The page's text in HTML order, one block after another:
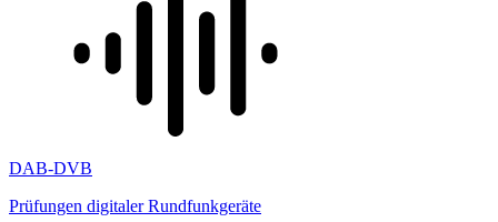
DAB-DVB
Prüfungen digitaler Rundfunkgeräte